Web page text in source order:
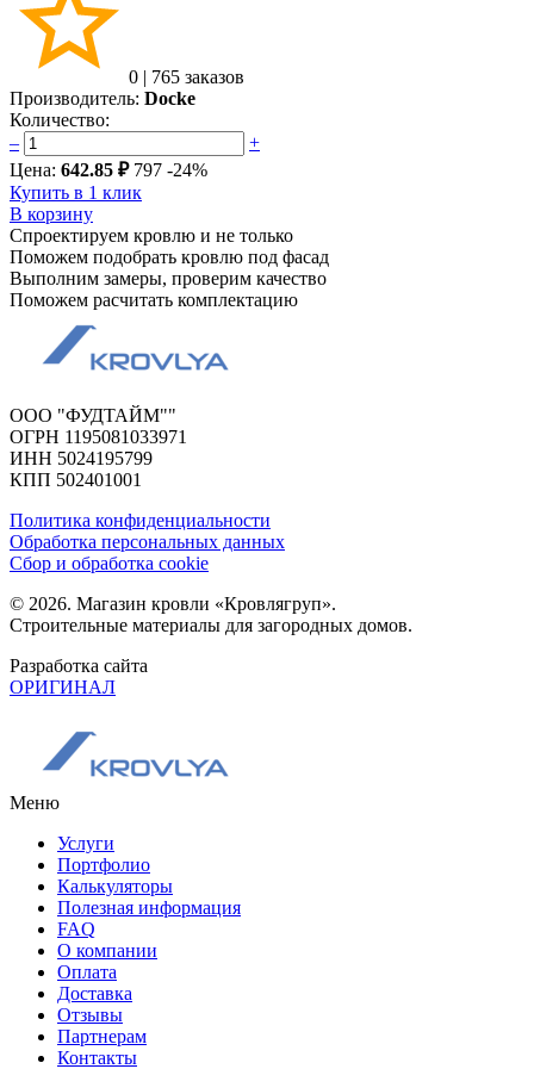
0 | 765 заказов
Производитель: Docke
Количество:
–
+
Цена: 642.85 ₽ 797 -24%
Купить в 1 клик
В корзину
Спроектируем кровлю и не только
Поможем подобрать кровлю под фасад
Выполним замеры, проверим качество
Поможем расчитать комплектацию
ООО "ФУДТАЙМ""
ОГРН 1195081033971
ИНН 5024195799
КПП 502401001
Политика конфиденциальности
Обработка персональных данных
Сбор и обработка cookie
© 2026. Магазин кровли «Кровлягруп».
Строительные материалы для загородных домов.
Разработка сайта
ОРИГИНАЛ
Меню
Услуги
Портфолио
Калькуляторы
Полезная информация
FAQ
О компании
Оплата
Доставка
Отзывы
Партнерам
Контакты